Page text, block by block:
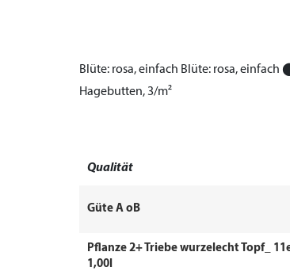
Blüte: rosa, einfach Blüte: rosa, einfach
Hagebutten, 3/m²
Qualität
Güte A oB
Pflanze 2+ Triebe wurzelecht Topf_
1,00l